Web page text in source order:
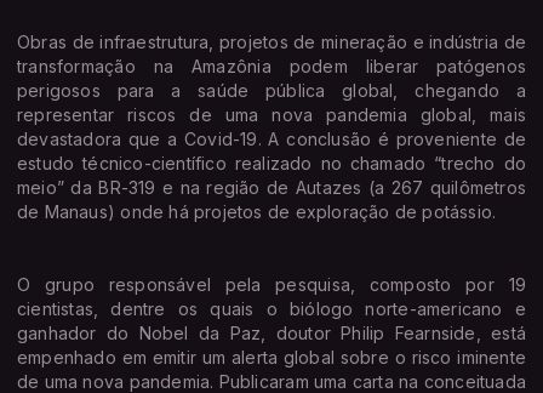
Obras de infraestrutura, projetos de mineração e indústria de
transformação na Amazônia podem liberar patógenos
perigosos para a saúde pública global, chegando a
representar riscos de uma nova pandemia global, mais
devastadora que a Covid-19. A conclusão é proveniente de
estudo técnico-científico realizado no chamado “trecho do
meio” da BR-319 e na região de Autazes (a 267 quilômetros
de Manaus) onde há projetos de exploração de potássio.
O grupo responsável pela pesquisa, composto por 19
cientistas, dentre os quais o biólogo norte-americano e
ganhador do Nobel da Paz, doutor Philip Fearnside, está
empenhado em emitir um alerta global sobre o risco iminente
de uma nova pandemia. Publicaram uma carta na conceituada